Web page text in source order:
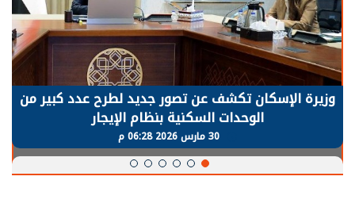
الرئيس السيسي: توقف الأنشطة في قطاع الطاقة
يحتاج إلى سنوات لعودة معدلات الإنتاج الطبيعية